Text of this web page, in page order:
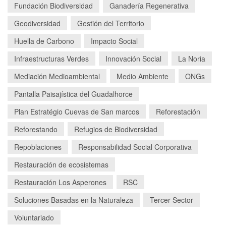
Fundación Biodiversidad
Ganadería Regenerativa
Geodiversidad
Gestión del Territorio
Huella de Carbono
Impacto Social
Infraestructuras Verdes
Innovación Social
La Noria
Mediación Medioambiental
Medio Ambiente
ONGs
Pantalla Paisajística del Guadalhorce
Plan Estratégio Cuevas de San marcos
Reforestación
Reforestando
Refugios de Biodiversidad
Repoblaciones
Responsabilidad Social Corporativa
Restauración de ecosistemas
Restauración Los Asperones
RSC
Soluciones Basadas en la Naturaleza
Tercer Sector
Voluntariado